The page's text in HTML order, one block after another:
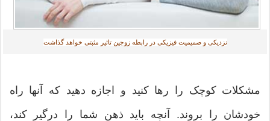
نزدیکی و صمیمیت فیزیکی در رابطه زوجین تاثیر مثبتی خواهد گذاشت
مشکلات کوچک را رها کنید و اجازه دهید که آنها راه
خودشان را بروند. آنچه باید ذهن شما را درگیر کند،